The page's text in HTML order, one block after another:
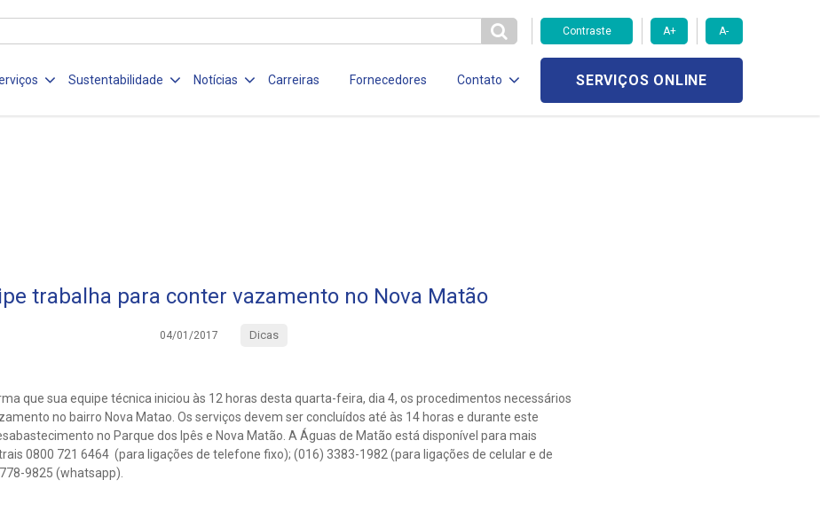
Contraste A+ A-
Sustentabilidade Notícias Carreiras Fornecedores Contato SERVIÇOS ONLINE
trabalha para conter vazamento no Nova Matão
04/01/2017 Dicas
que sua equipe técnica iniciou às 12 horas desta quarta-feira, dia 4, os procedimentos necessários
no bairro Nova Matao. Os serviços devem ser concluídos até às 14 horas e durante este
no Parque dos Ipês e Nova Matão. A Águas de Matão está disponível para mais
0800 721 6464 (para ligações de telefone fixo); (016) 3383-1982 (para ligações de celular e de
9825 (whatsapp).